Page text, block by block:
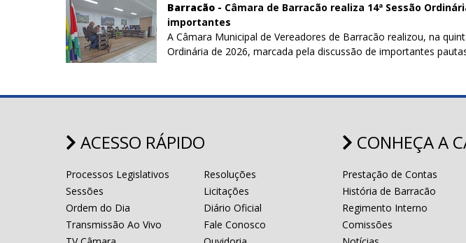
Barracão - Câmara de Barracão realiza 14ª Sessão
importantes
A Câmara Municipal de Vereadores de Barracão realizou, na
Ordinária de 2026, marcada pela discussão de importantes
ACESSO RÁPIDO
Processos Legislativos
Sessões
Ordem do Dia
Transmissão Ao Vivo
Resoluções
Licitações
Diário Oficial
Fale Conosco
CONHEÇA A
Prestação de Contas
História de Barracão
Regimento Interno
Comissões